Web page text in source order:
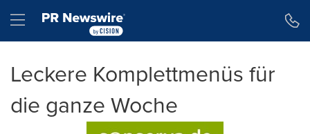
Hamburger menu
Leckere Komplettmenüs für
die ganze Woche